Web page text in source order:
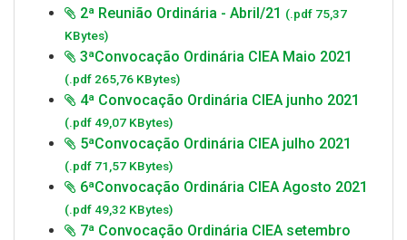
2ª Reunião Ordinária - Abril/21 (.pdf 75,37
KBytes)
3ªConvocação Ordinária CIEA Maio 2021
(.pdf 265,76 KBytes)
4ª Convocação Ordinária CIEA junho 2021
(.pdf 49,07 KBytes)
5ªConvocação Ordinária CIEA julho 2021
(.pdf 71,57 KBytes)
6ªConvocação Ordinária CIEA Agosto 2021
(.pdf 49,32 KBytes)
7ª Convocação Ordinária CIEA setembro